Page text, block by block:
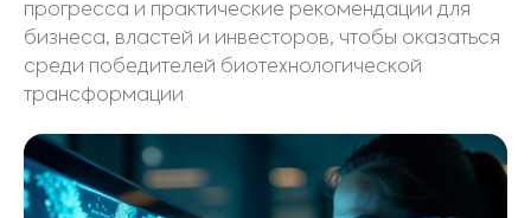
прогресса и практические рекомендации для
бизнеса, властей и инвесторов, чтобы оказаться
среди победителей биотехнологической
трансформации